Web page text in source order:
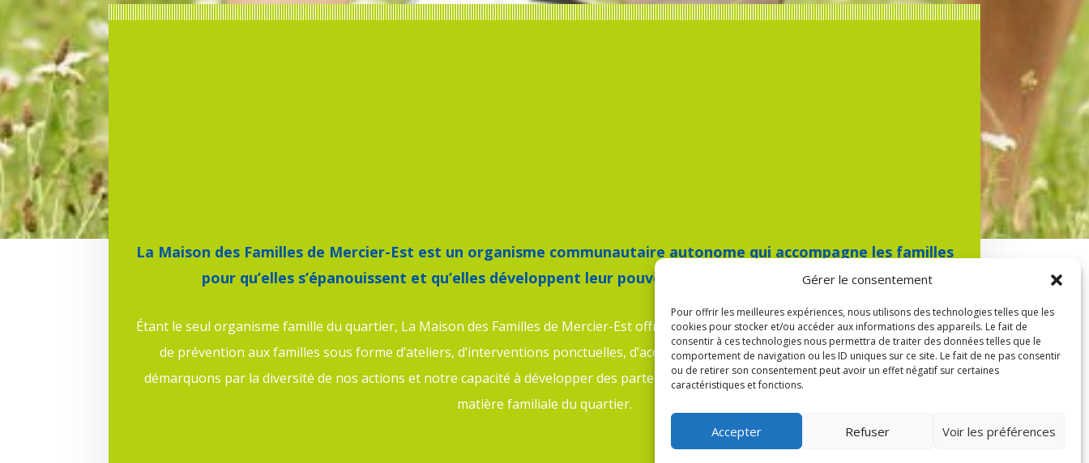
Gérer le consentement
Pour offrir les meilleures expériences, nous utilisons des technologies telles que les
cookies pour stocker et/ou accéder aux informations des appareils. Le fait de
consentir à ces technologies nous permettra de traiter des données telles que le
comportement de navigation ou les ID uniques sur ce site. Le fait de ne pas consentir
ou de retirer son consentement peut avoir un effet négatif sur certaines
caractéristiques et fonctions.
Accepter Refuser Voir les préférences
La Maison des Familles de Mercier-Est est un organisme communautaire autonome qui accompagne les familles
pour qu’elles s’épanouissent et qu’elles développent leur pouvoir d’agir sur leur qualité de vie.
Étant le seul organisme famille du quartier, La Maison des Familles de Mercier-Est offre depuis 1998 de multiples services de soutien et
de prévention aux familles sous forme d’ateliers, d’interventions ponctuelles, d’accompagnements et de références. Nous nous
démarquons par la diversité de nos actions et notre capacité à développer des partenariats solides, ce qui fait de nous le référent en
matière familiale du quartier.